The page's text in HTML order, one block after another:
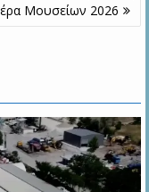
Μουσείων 2026